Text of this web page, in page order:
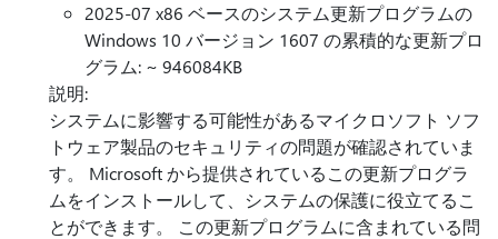
2025-07 x86 ベースのシステム更新プログラムの
Windows 10 バージョン 1607 の累積的な更新プロ
グラム: ~ 946084KB
説明:
システムに影響する可能性があるマイクロソフト ソフ
トウェア製品のセキュリティの問題が確認されていま
す。 Microsoft から提供されているこの更新プログラ
ムをインストールして、システムの保護に役立てるこ
とができます。 この更新プログラムに含まれている問